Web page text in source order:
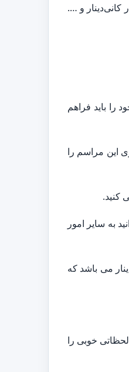
و ….
را باید فراهم
این مراسم را
کنید.
به سایر امور
می باشد که
خوبی را